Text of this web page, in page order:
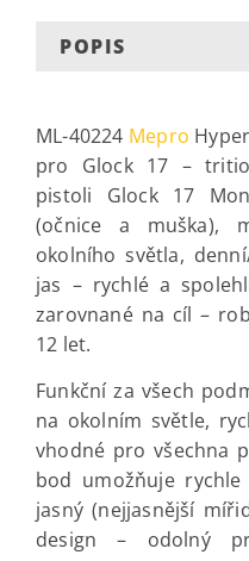
POPIS
ML-40224 Mepro
pro Glock 17 –
pistoli Glock 17
(očnice a muška),
okolního světla,
jas – rychlé a
zarovnané na cíl –
12 let.
Funkční za všech
na okolním světle,
vhodné pro všechna
bod umožňuje
jasný (nejjasnější
design – odolný